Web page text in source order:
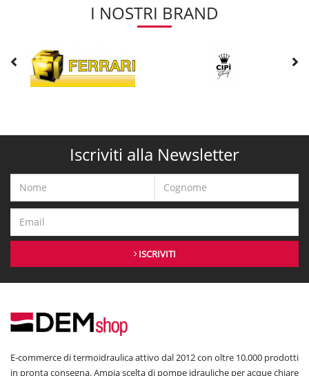
I NOSTRI BRAND
Iscriviti alla Newsletter
ISCRIVITI
E-commerce di termoidraulica attivo dal 2012 con oltre 10.000 prodotti
in pronta consegna. Ampia scelta di pompe idrauliche per acque chiare